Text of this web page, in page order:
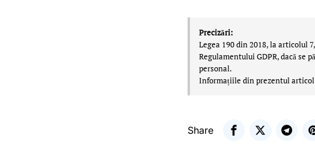
Precizări:
Legea 190 din 2018, la articolul
Regulamentului GDPR, dacă se
personal.
Informațiile din prezentul articol
Share